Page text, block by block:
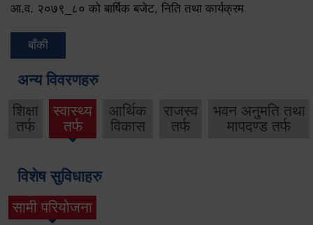
आ.व. २०७९‌_८० को बार्षिक बजेट, निति तथा कार्यक्रम
बाँकी
अन्य विवरणहरु
शिक्षा
तर्फ
स्वास्थ्य
तर्फ
आर्थिक
विकास
राजस्व
तर्फ
भवन अनुमति तथा
मापदण्ड तर्फ
विशेष सुविधाहरु
सामी परियोजना
(active tab)